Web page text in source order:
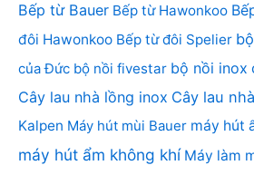
Bếp từ Bauer Bếp từ Hawonkoo
đôi Hawonkoo Bếp từ đôi Spelier
của Đức bộ nồi fivestar bộ nồi inox
Cây lau nhà lồng inox Cây lau
Kalpen Máy hút mùi Bauer máy hút
máy hút ẩm không khí Máy làm